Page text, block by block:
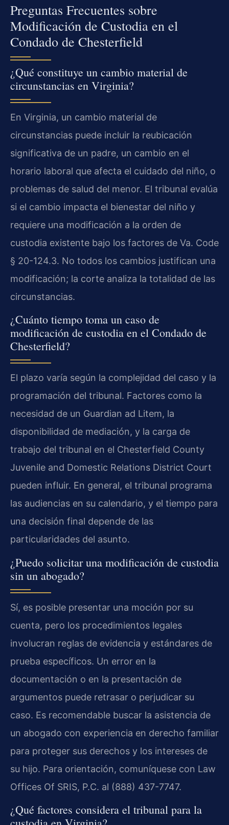
Preguntas Frecuentes sobre
Modificación de Custodia en el
Condado de Chesterfield
¿Qué constituye un cambio material de
circunstancias en Virginia?
En Virginia, un cambio material de
circunstancias puede incluir la reubicación
significativa de un padre, un cambio en el
horario laboral que afecta el cuidado del niño, o
problemas de salud del menor. El tribunal evalúa
si el cambio impacta el bienestar del niño y
requiere una modificación a la orden de
custodia existente bajo los factores de Va. Code
§ 20-124.3. No todos los cambios justifican una
modificación; la corte analiza la totalidad de las
circunstancias.
¿Cuánto tiempo toma un caso de
modificación de custodia en el Condado de
Chesterfield?
El plazo varía según la complejidad del caso y la
programación del tribunal. Factores como la
necesidad de un Guardian ad Litem, la
disponibilidad de mediación, y la carga de
trabajo del tribunal en el Chesterfield County
Juvenile and Domestic Relations District Court
pueden influir. En general, el tribunal programa
las audiencias en su calendario, y el tiempo para
una decisión final depende de las
particularidades del asunto.
¿Puedo solicitar una modificación de custodia
sin un abogado?
Sí, es posible presentar una moción por su
cuenta, pero los procedimientos legales
involucran reglas de evidencia y estándares de
prueba específicos. Un error en la
documentación o en la presentación de
argumentos puede retrasar o perjudicar su
caso. Es recomendable buscar la asistencia de
un abogado con experiencia en derecho familiar
para proteger sus derechos y los intereses de
su hijo. Para orientación, comuníquese con Law
Offices Of SRIS, P.C. al (888) 437-7747.
¿Qué factores considera el tribunal para la